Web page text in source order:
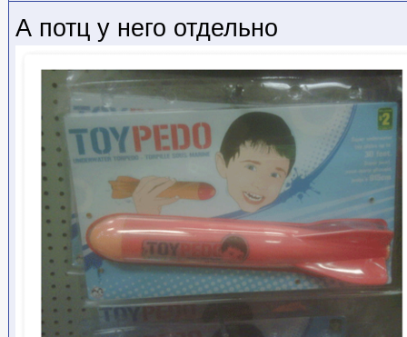
А потц у него отдельно